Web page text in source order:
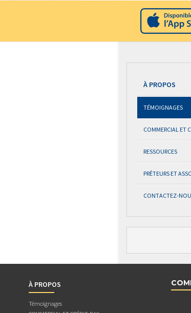
À PROPOS
TÉMOIGNAGES
COMMERCIAL ET
RESSOURCES
PRÊTEURS ET
CONTACTEZ-
À PROPOS
Témoignages